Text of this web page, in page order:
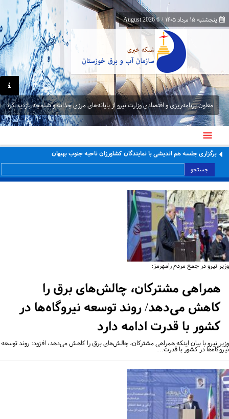
پنجشنبه ۱۵ مرداد ۱۴۰۵ /
6 August 2026
معاون برنامه‌ریزی و اقتصادی وزارت نیرو از پایانه‌های مرزی چذابه و شلمچه بازدید کرد
برگزاری جلسه هم اندیشی با نمایندگان کشاورزان ناحیه جنوب بهبهان
جستجو
نیرو در جمع مردم رامهرمز:
همراهی مشترکان، چالش‌های برق را
کاهش می‌دهد/ روند توسعه نیروگاه‌ها در
کشور با قدرت ادامه دارد
نیرو با بیان اینکه همراهی مشترکان، چالش‌های برق را کاهش می‌دهد، افزود: روند توسعه
در کشور با قدرت…